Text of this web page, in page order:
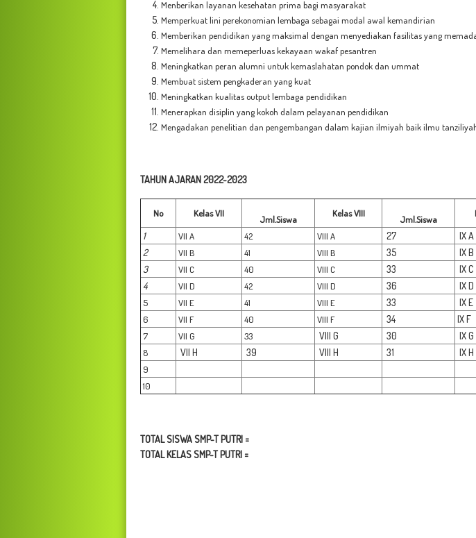
Menberikan layanan kesehatan prima bagi masyarakat
Memperkuat lini perekonomian lembaga sebagai modal awal kemandirian
Memberikan pendidikan yang maksimal dengan menyediakan fasilitas yang
Memelihara dan memeperluas kekayaan wakaf pesantren
Meningkatkan peran alumni untuk kemaslahatan pondok dan ummat
Membuat sistem pengkaderan yang kuat
Meningkatkan kualitas output lembaga pendidikan
Menerapkan disiplin yang kokoh dalam pelayanan pendidikan
Mengadakan penelitian dan pengembangan dalam kajian ilmiyah baik ilmu
TAHUN AJARAN 2022-2023
No Kelas VII
Jml.Siswa
Kelas VIII
Jml.Siswa
1 VII A 42 VIII A 27 IX A
2
VII B 41 VIII B 35 IX B
3
VII C 40 VIII C 33 IX C
4
VII D 42 VIII D 36 IX D
5 VII E 41 VIII E 33 IX E
6 VII F 40 VIII F 34 IX F
7 VII G 33 VIII G 30 IX G
8 VII H 39 VIII H 31 IX H
9
10
TOTAL SISWA SMP-T PUTRI =
TOTAL KELAS SMP-T PUTRI =